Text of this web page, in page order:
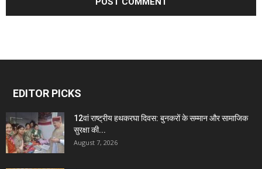
EDITOR PICKS
12वां राष्ट्रीय हथकरघा दिवस: बुनकरों के सम्मान और सामाजिक
सुरक्षा की...
August 7, 2026